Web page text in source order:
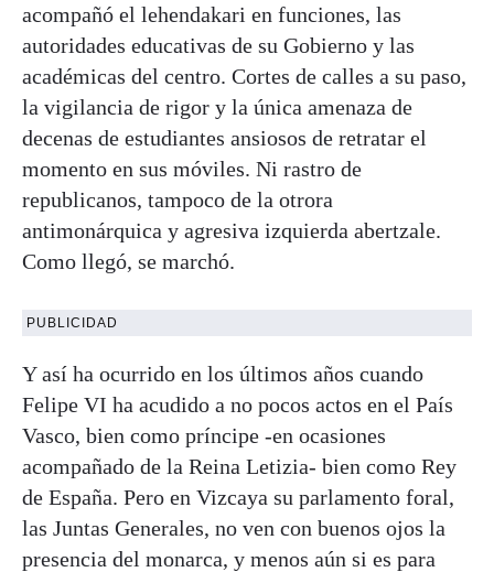
acompañó el lehendakari en funciones, las
autoridades educativas de su Gobierno y las
académicas del centro. Cortes de calles a su paso,
la vigilancia de rigor y la única amenaza de
decenas de estudiantes ansiosos de retratar el
momento en sus móviles. Ni rastro de
republicanos, tampoco de la otrora
antimonárquica y agresiva izquierda abertzale.
Como llegó, se marchó.
PUBLICIDAD
Y así ha ocurrido en los últimos años cuando
Felipe VI ha acudido a no pocos actos en el País
Vasco, bien como príncipe -en ocasiones
acompañado de la Reina Letizia- bien como Rey
de España. Pero en Vizcaya su parlamento foral,
las Juntas Generales, no ven con buenos ojos la
presencia del monarca, y menos aún si es para